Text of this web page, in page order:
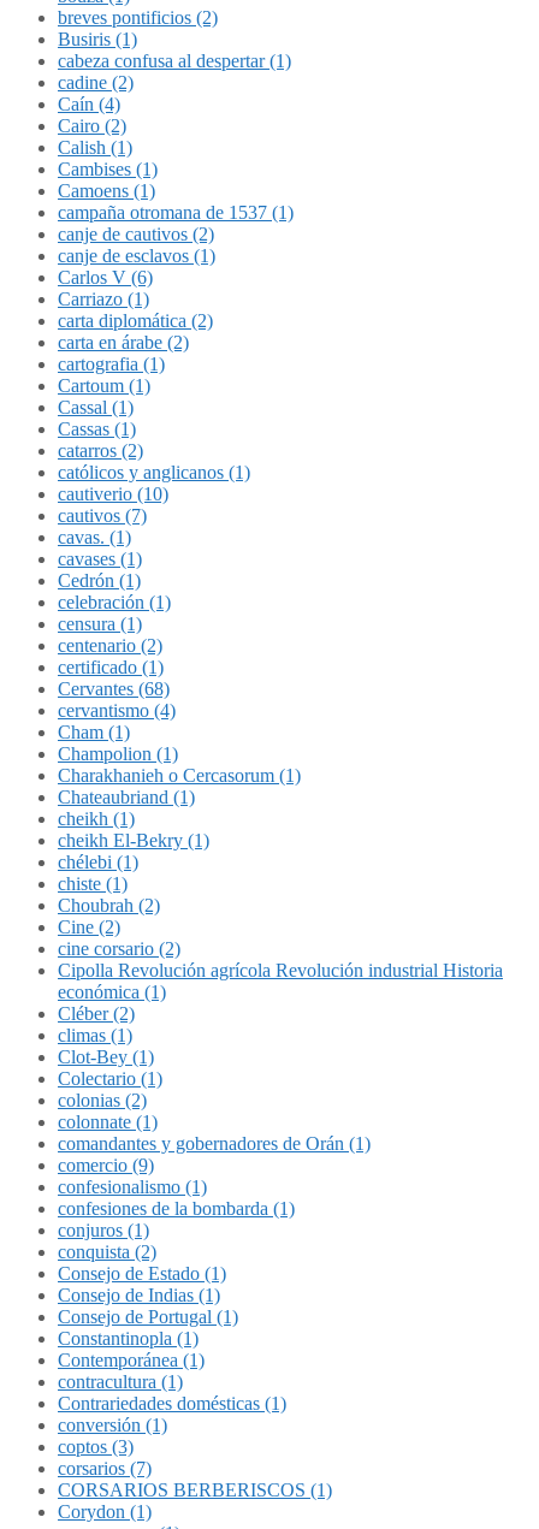
breves pontificios (2)
Busiris (1)
cabeza confusa al despertar (1)
cadine (2)
Caín (4)
Cairo (2)
Calish (1)
Cambises (1)
Camoens (1)
campaña otromana de 1537 (1)
canje de cautivos (2)
canje de esclavos (1)
Carlos V (6)
Carriazo (1)
carta diplomática (2)
carta en árabe (2)
cartografia (1)
Cartoum (1)
Cassal (1)
Cassas (1)
catarros (2)
católicos y anglicanos (1)
cautiverio (10)
cautivos (7)
cavas. (1)
cavases (1)
Cedrón (1)
celebración (1)
censura (1)
centenario (2)
certificado (1)
Cervantes (68)
cervantismo (4)
Cham (1)
Champolion (1)
Charakhanieh o Cercasorum (1)
Chateaubriand (1)
cheikh (1)
cheikh El-Bekry (1)
chélebi (1)
chiste (1)
Choubrah (2)
Cine (2)
cine corsario (2)
Cipolla Revolución agrícola Revolución industrial Historia
económica (1)
Cléber (2)
climas (1)
Clot-Bey (1)
Colectario (1)
colonias (2)
colonnate (1)
comandantes y gobernadores de Orán (1)
comercio (9)
confesionalismo (1)
confesiones de la bombarda (1)
conjuros (1)
conquista (2)
Consejo de Estado (1)
Consejo de Indias (1)
Consejo de Portugal (1)
Constantinopla (1)
Contemporánea (1)
contracultura (1)
Contrariedades domésticas (1)
conversión (1)
coptos (3)
corsarios (7)
CORSARIOS BERBERISCOS (1)
Corydon (1)